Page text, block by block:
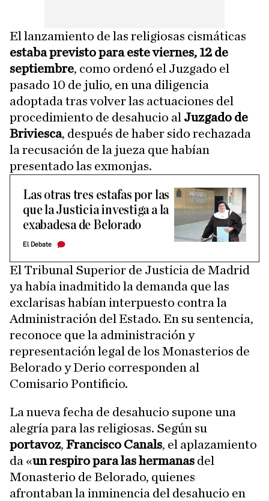
El lanzamiento de las religiosas cismáticas
estaba previsto para este viernes, 12 de
septiembre, como ordenó el Juzgado el
pasado 10 de julio, en una diligencia
adoptada tras volver las actuaciones del
procedimiento de desahucio al Juzgado de
Briviesca, después de haber sido rechazada
la recusación de la jueza que habían
presentado las exmonjas.
Las otras tres estafas por las
que la Justicia investiga a la
exabadesa de Belorado
El Debate
El Tribunal Superior de Justicia de Madrid
ya había inadmitido la demanda que las
exclarisas habían interpuesto contra la
Administración del Estado. En su sentencia,
reconoce que la administración y
representación legal de los Monasterios de
Belorado y Derio corresponden al
Comisario Pontificio.
La nueva fecha de desahucio supone una
alegría para las religiosas. Según su
portavoz, Francisco Canals, el aplazamiento
da «un respiro para las hermanas del
Monasterio de Belorado, quienes
afrontaban la inminencia del desahucio en